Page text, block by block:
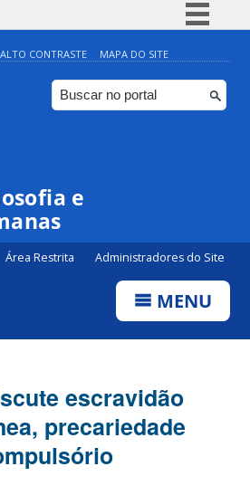
Simplifique!
Comunica BR
Participe
ALTO CONTRASTE MAPA DO SITE
e
Área Restrita Administradores do Site
MENU
escravidão
precariedade